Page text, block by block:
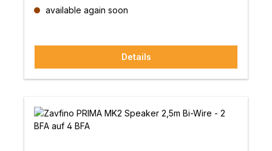
available again soon
Details